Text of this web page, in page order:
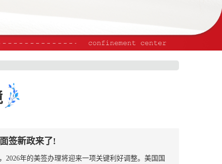
签新政来了!
2026年的美签办理将迎来一项关键利好调整。美国国